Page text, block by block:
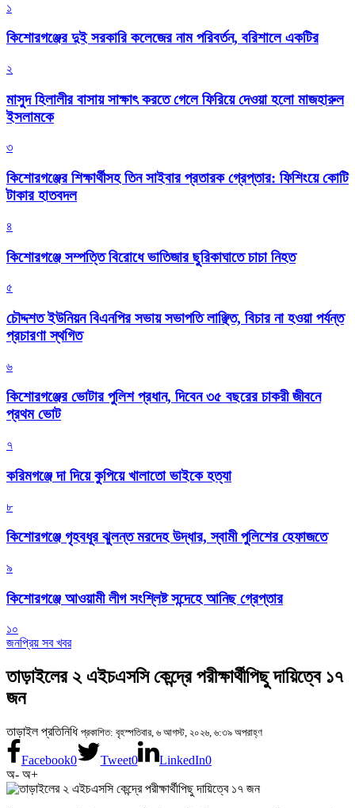
১
কিশোরগঞ্জের দুই সরকারি কলেজের নাম পরিবর্তন, বরিশালে একটির
২
মাসুদ হিলালীর বাসায় সাক্ষাৎ করতে গেলে ফিরিয়ে দেওয়া হলো মাজহারুল
ইসলামকে
৩
কিশোরগঞ্জের শিক্ষার্থীসহ তিন সাইবার প্রতারক গ্রেপ্তার: ফিশিংয়ে কোটি
টাকার হাতবদল
৪
কিশোরগঞ্জে সম্পত্তি বিরোধে ভাতিজার ছুরিকাঘাতে চাচা নিহত
৫
চৌদ্দশত ইউনিয়ন বিএনপির সভায় সভাপতি লাঞ্ছিত, বিচার না হওয়া পর্যন্ত
প্রচারণা স্থগিত
৬
কিশোরগঞ্জের ভোটার পুলিশ প্রধান, দিবেন ৩৫ বছরের চাকরী জীবনে
প্রথম ভোট
৭
করিমগঞ্জে দা দিয়ে কুপিয়ে খালাতো ভাইকে হত্যা
৮
কিশোরগঞ্জে গৃহবধূর ঝুলন্ত মরদেহ উদ্ধার, স্বামী পুলিশের হেফাজতে
৯
কিশোরগঞ্জে আওয়ামী লীগ সংশ্লিষ্ট সন্দেহে আনিছ গ্রেপ্তার
১০
জনপ্রিয় সব খবর
তাড়াইলের ২ এইচএসসি কেন্দ্রে পরীক্ষার্থীপিছু দায়িত্বে ১৭
জন
তাড়াইল প্রতিনিধি প্রকাশিত: বৃহস্পতিবার, ৬ আগস্ট, ২০২৬, ৬:৩৯ অপরাহ্ণ
Facebook0 Tweet0 LinkedIn0
অ- অ+